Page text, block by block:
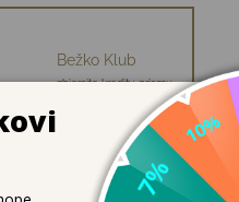
Bežko Klub
zbierajte kredity, priamu